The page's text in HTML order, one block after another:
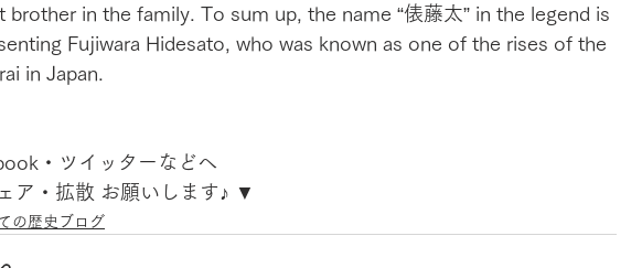
brother in the family. To sum up, the name “俵藤太” in the legend is
Fujiwara Hidesato, who was known as one of the rises of the
in Japan.
・ツイッターなどへ
ア・拡散 お願いします♪ ▼
の歴史ブログ